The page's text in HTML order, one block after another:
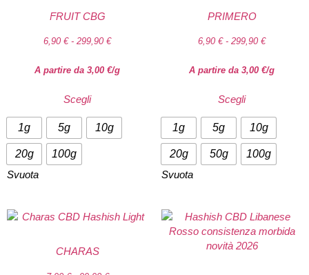
FRUIT CBG
6,90 € - 299,90 €
A partire da 3,00 €/g
Scegli
1g 5g 10g
20g
100g
Svuota
PRIMERO
6,90 € - 299,90 €
A partire da 3,00 €/g
Scegli
1g 5g 10g
20g 50g
100g
Svuota
CHARAS